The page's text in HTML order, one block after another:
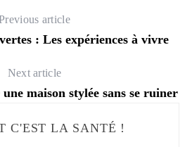
article
: Les expériences à vivre
Next article
maison stylée sans se ruiner
C'EST LA SANTÉ !